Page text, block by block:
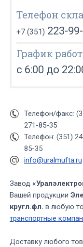
Телефон
+7 (351) 223-
График
с 6:00 до
Телефон/факс:
271-85-35
Телефон: (351)
85-35
info@uralmufta.ru
Завод
Вашей продукции
кругл.фл. в любую
транспортные
Доставку любого